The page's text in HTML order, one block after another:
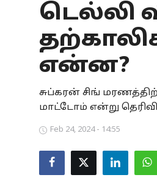
Health
Special Story
Tamilnadu
டெல்லி
என்ன?
சுப்கரன் சிங்
மாட்டோம் என்று
Feb 24, 2024 - 14:55